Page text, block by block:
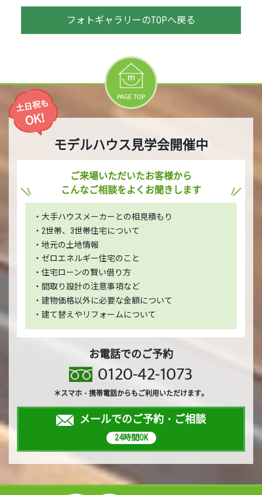
フォトギャラリーのTOPへ戻る
PAGE TOP
土日祝も
OK!
モデルハウス見学会開催中
ご来場いただいたお客様から
こんなご相談をよくお聞きします
・大手ハウスメーカーとの相見積もり
・2世帯、3世帯住宅について
・地元の土地情報
・ゼロエネルギー住宅のこと
・住宅ローンの賢い借り方
・間取り設計の注意事項など
・建物価格以外に必要な金額について
・建て替えやリフォームについて
お電話でのご予約
0120-42-1073
＊スマホ・携帯電話からもご利用いただけます。
メールでのご予約・ご相談
24時間OK